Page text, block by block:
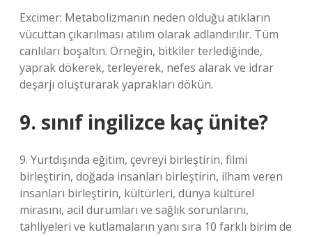
Excimer: Metabolizmanın neden olduğu atıkların
vücuttan çıkarılması atılım olarak adlandırılır. Tüm
canlıları boşaltın. Örneğin, bitkiler terlediğinde,
yaprak dökerek, terleyerek, nefes alarak ve idrar
deşarjı oluşturarak yaprakları dökün.
9. sınıf ingilizce kaç ünite?
9. Yurtdışında eğitim, çevreyi birleştirin, filmi
birleştirin, doğada insanları birleştirin, ilham veren
insanları birleştirin, kültürleri, dünya kültürel
mirasını, acil durumları ve sağlık sorunlarını,
tahliyeleri ve kutlamaların yanı sıra 10 farklı birim de